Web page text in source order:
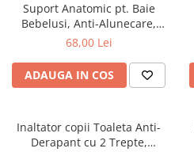
Accesorii patuturi
Fotolii, mese si scaune copii
Leagane copii
Mese de infasat 50 x 70 cm Tega
Mese de infasat BASIC 50x70 cm
Suport Anatomic pt. Baie
Bebelusi, Anti-Alunecare,
Pliabil, Beberoyal, Verde, CD-
68,00 Lei
ADAUGA IN COS
Inaltator copii Toaleta Anti-
Derapant cu 2 Trepte,